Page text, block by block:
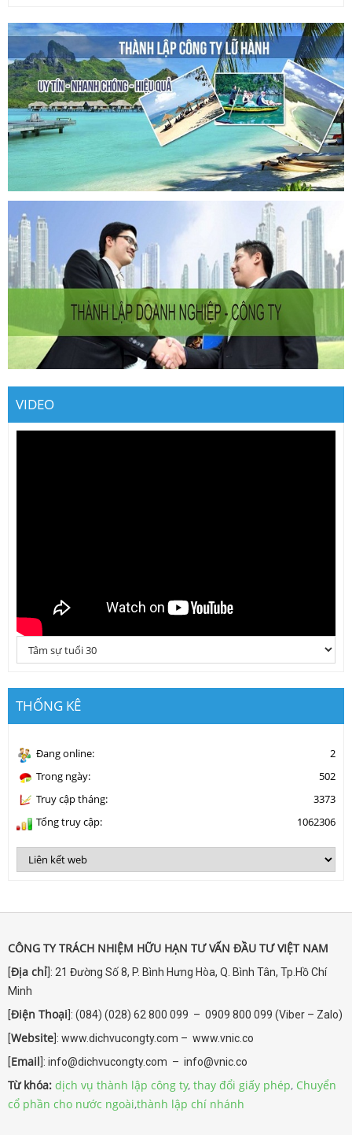
VIDEO
THỐNG KÊ
Đang online:
2
Trong ngày:
502
Truy cập tháng:
3373
Tổng truy cập:
1062306
CÔNG TY TRÁCH NHIỆM HỮU HẠN TƯ VẤN ĐẦU TƯ VIỆT NAM
[Địa chỉ ]: 21 Đường Số 8, P. Bình Hưng Hòa, Q. Bình Tân, Tp.Hồ Chí
Minh
[Điện Thoại ]: (084) (028) 62 800 099 – 0909 800 099 (Viber – Zalo)
[Website ]: www.dichvucongty.com – www.vnic.co
[Email ]: info@dichvucongty.com – info@vnic.co
Từ khóa: dịch vụ thành lập công ty, thay đổi giấy phép, Chuyển
cổ phần cho nước ngoài,thành lập chí nhánh